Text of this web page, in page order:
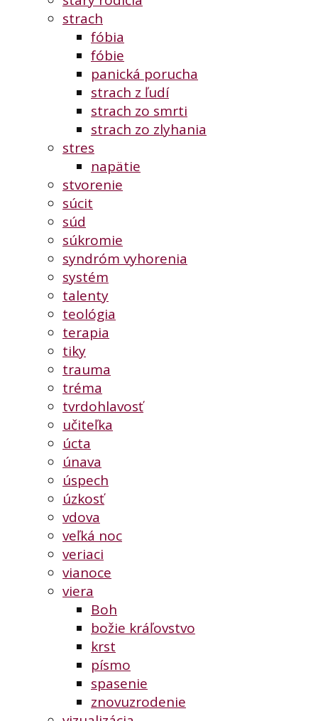
strach
fóbia
fóbie
panická porucha
strach z ľudí
strach zo smrti
strach zo zlyhania
stres
napätie
stvorenie
súcit
súd
súkromie
syndróm vyhorenia
systém
talenty
teológia
terapia
tiky
trauma
tréma
tvrdohlavosť
učiteľka
úcta
únava
úspech
úzkosť
vdova
veľká noc
veriaci
vianoce
viera
Boh
božie kráľovstvo
krst
písmo
spasenie
znovuzrodenie